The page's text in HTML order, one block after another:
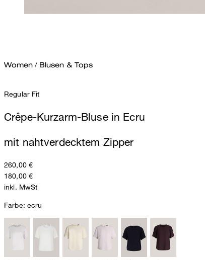
Women / Blusen & Tops
Regular Fit
Crêpe-Kurzarm-Bluse in Ecru
mit nahtverdecktem Zipper
260,00 €
180,00 €
inkl. MwSt
Farbe: ecru